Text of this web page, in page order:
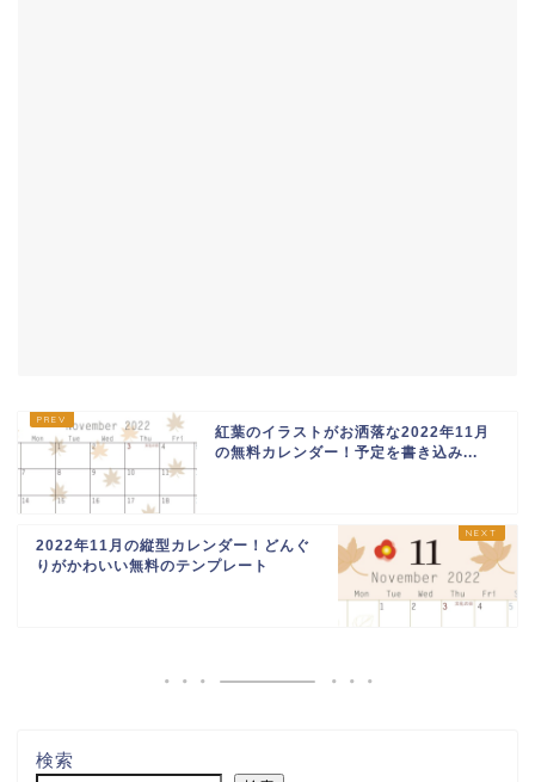
紅葉のイラストがお洒落な2022年11月
の無料カレンダー！予定を書き込み...
2022年11月の縦型カレンダー！どんぐ
りがかわいい無料のテンプレート
検索